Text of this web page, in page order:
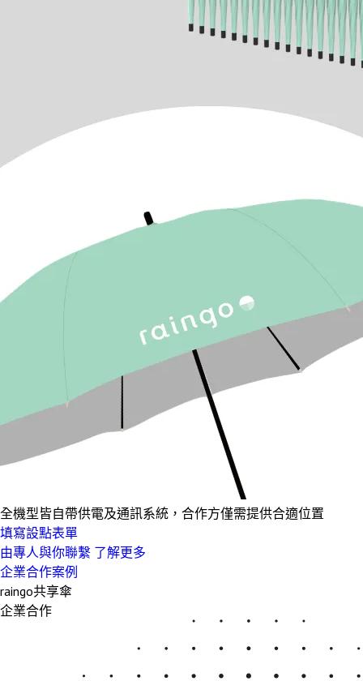
全機型皆自帶供電及通訊系統 ，合作方僅需提供合適位置
填寫設點表單
由專人與你聯繫 了解更多
企業合作案例
raingo共享傘
企業合作